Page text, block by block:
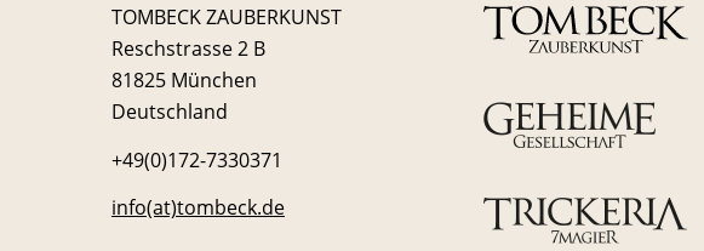
TOMBECK ZAUBERKUNST
Reschstrasse 2 B
81825 München
Deutschland
+49(0)172-7330371
info(at)tombeck.de